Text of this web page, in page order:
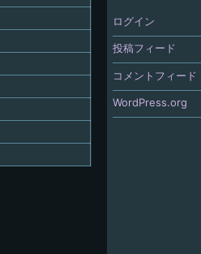
ログイン
投稿フィード
コメントフィード
WordPress.org